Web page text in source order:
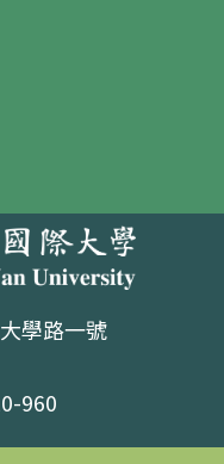
學路一號
960